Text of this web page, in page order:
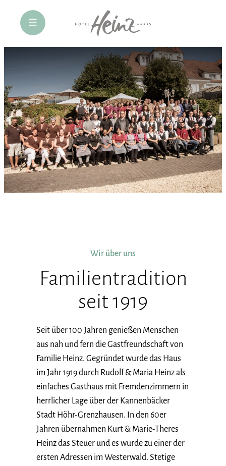
öffne Navigation
Wir über uns
Familientradition
seit 1919
Seit über 100 Jahren genießen Menschen
aus nah und fern die Gastfreundschaft von
Familie Heinz. Gegründet wurde das Haus
im Jahr 1919 durch Rudolf & Maria Heinz als
einfaches Gasthaus mit Fremdenzimmern in
herrlicher Lage über der Kannenbäcker
Stadt Höhr-Grenzhausen. In den 60er
Jahren übernahmen Kurt & Marie-Theres
Heinz das Steuer und es wurde zu einer der
ersten Adressen im Westerwald. Stetige